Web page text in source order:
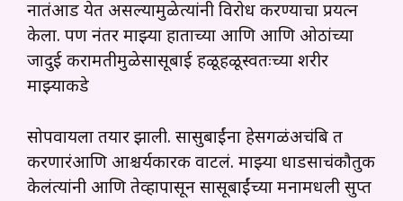
नातंआड येत असल्यामुळेत्यांनी विरोध करण्याचा प्रयत्न
केला. पण नंतर माझ्या हाताच्या आणि आणि ओठांच्या
जादुई करामतीमुळेसासूबाई हळूहळूस्वतःच्या शरीर
माझ्याकडे
सोपवायला तयार झाली. सासुबाईंना हेसगळंअचंबि त
करणारंआणि आश्चर्यकारक वाटलं. माझ्या धाडसाचंकौतुक
केलंत्यांनी आणि तेव्हापासून सासूबाईंच्या मनामधली सुप्त